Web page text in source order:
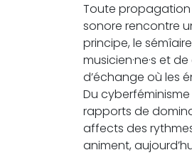
Toute propagation
sonore rencontre
principe, le sémîaire
musicien·ne·s et
d’échange où les
Du
rapports de
affects des
animent,